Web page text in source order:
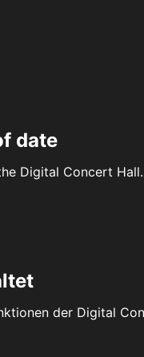
date
Digital Concert Hall.
der Digital